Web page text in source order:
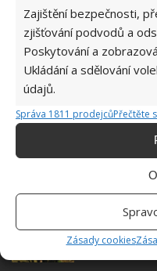
Zajištění bezpečnosti,
zjišťování podvodů a
Poskytování a
Ukládání a sdělování
údajů.
Správa 1811 prodejcůPřečtěte
Zásady cookies
Bratři
luxusní